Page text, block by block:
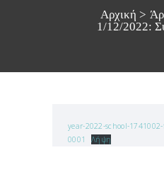
Αρχική
1/12/2022:
year-2022-school-
0001
Λήψη